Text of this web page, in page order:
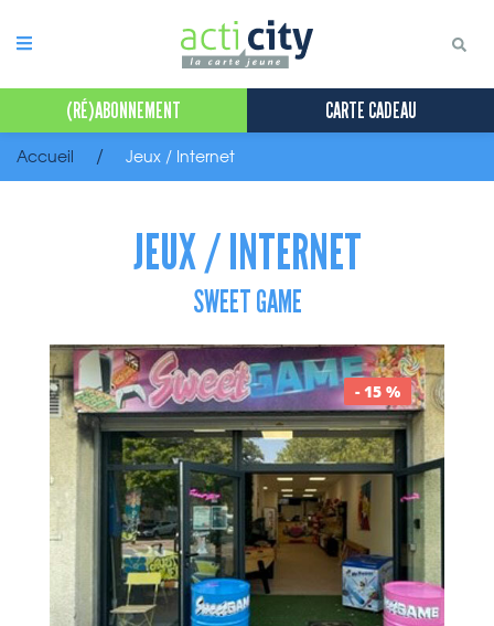
(RÉ)ABONNEMENT CARTE CADEAU
Accueil Jeux / Internet
JEUX / INTERNET
SWEET GAME
- 15 %